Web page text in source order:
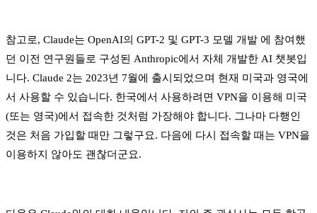
참고로, Claude는 OpenAI의 GPT-2 및 GPT-3 모델 개발 에 참여했
던 이전 연구원들로 구성된 Anthropic에서 자체 개발한 AI 챗봇입
니다. Claude 2는 2023년 7월에 출시되었으며 현재 미국과 영국에
서 사용할 수 있습니다. 한국에서 사용하려면 VPN을 이용해 미국
(또는 영국)에서 접속한 것처럼 가장해야 합니다. 그나마 다행인
것은 처음 가입할 때만 그렇구요. 다음에 다시 접속할 때는 VPN을
이용하지 않아도 괜찮더군요.